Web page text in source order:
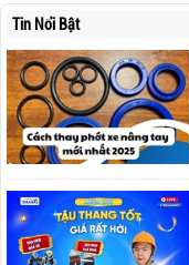
Tin Nổi Bật